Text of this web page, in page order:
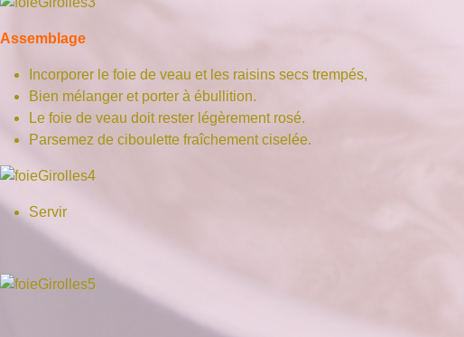
Assemblage
Incorporer le foie de veau et les raisins secs trempés,
Bien mélanger et porter à ébullition.
Le foie de veau doit rester légèrement rosé.
Parsemez de ciboulette fraîchement ciselée.
Servir